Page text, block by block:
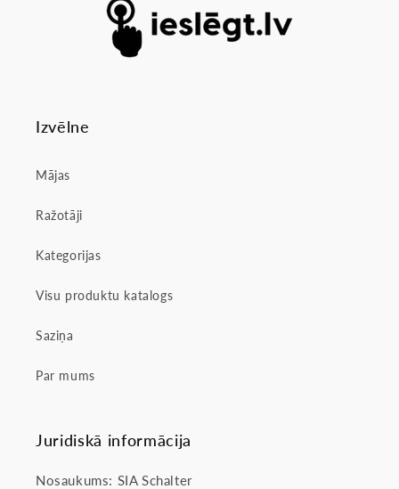
Izvēlne
Mājas
Ražotāji
Kategorijas
Visu produktu katalogs
Saziņa
Par mums
Juridiskā informācija
Nosaukums: SIA Schalter